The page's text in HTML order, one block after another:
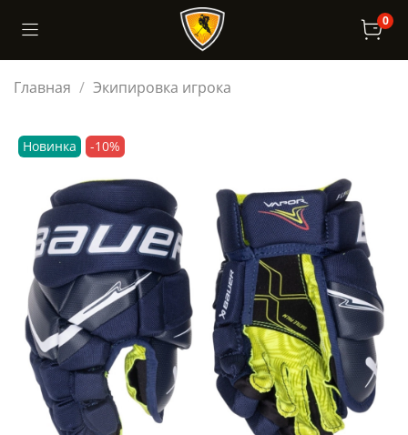
0
Главная Экипировка игрока
Новинка -10%